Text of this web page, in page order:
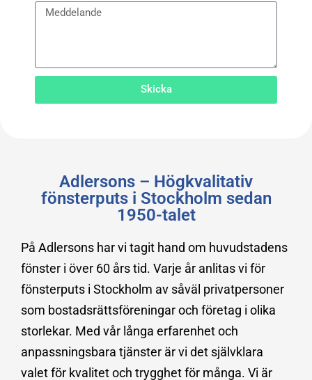
Skicka
Adlersons – Högkvalitativ
fönsterputs i Stockholm sedan
1950-talet
På Adlersons har vi tagit hand om huvudstadens
fönster i över 60 års tid. Varje år anlitas vi för
fönsterputs i Stockholm av såväl privatpersoner
som bostadsrättsföreningar och företag i olika
storlekar. Med vår långa erfarenhet och
anpassningsbara tjänster är vi det självklara
valet för kvalitet och trygghet för många. Vi är